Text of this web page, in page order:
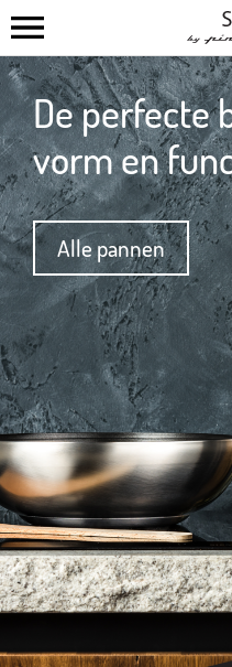
De perfecte
vorm en
Alle pannen